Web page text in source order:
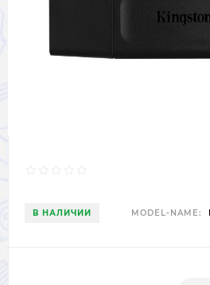
В НАЛИЧИИ MODEL-NAME: